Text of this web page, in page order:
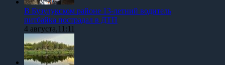
В Бузулукском районе 13-летний водитель
питбайка пострадал в ДТП
4 августа,11:11